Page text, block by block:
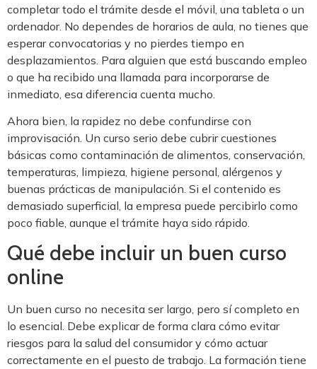
completar todo el trámite desde el móvil, una tableta o un
ordenador. No dependes de horarios de aula, no tienes que
esperar convocatorias y no pierdes tiempo en
desplazamientos. Para alguien que está buscando empleo
o que ha recibido una llamada para incorporarse de
inmediato, esa diferencia cuenta mucho.
Ahora bien, la rapidez no debe confundirse con
improvisación. Un curso serio debe cubrir cuestiones
básicas como contaminación de alimentos, conservación,
temperaturas, limpieza, higiene personal, alérgenos y
buenas prácticas de manipulación. Si el contenido es
demasiado superficial, la empresa puede percibirlo como
poco fiable, aunque el trámite haya sido rápido.
Qué debe incluir un buen curso
online
Un buen curso no necesita ser largo, pero sí completo en
lo esencial. Debe explicar de forma clara cómo evitar
riesgos para la salud del consumidor y cómo actuar
correctamente en el puesto de trabajo. La formación tiene